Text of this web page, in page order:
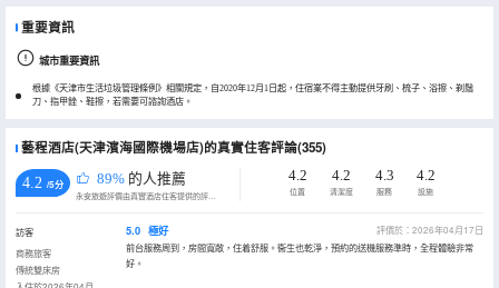
重要資訊
城市重要資訊
根據《天津市生活垃圾管理條例》相關規定，自2020年12月1日起，住宿業不得主動提供牙刷、梳子、浴擦、剃鬚
刀、指甲銼、鞋擦，若需要可諮詢酒店。
藝程酒店(天津濱海國際機場店)的真實住客評論(355)
4.2 /5分 89% 的人推薦
永安旅遊評價由真實酒店住客提供的評價。
4.2
位置
4.2
清潔度
4.3
服務
4.2
設施
訪客
商務旅客
傳統雙床房
5.0 極好
評價於：2026年04月17日
前台服務周到，房間寬敞，住着舒服。衞生也乾淨，預約的送機服務準時，全程體驗非常
好。